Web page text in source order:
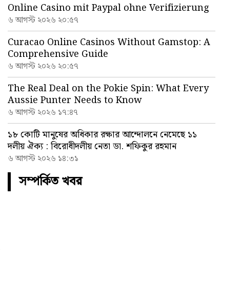
Online Casino mit Paypal ohne Verifizierung
৬ আগস্ট ২০২৬ ২০:৫৭
Curacao Online Casinos Without Gamstop: A
Comprehensive Guide
৬ আগস্ট ২০২৬ ২০:৫৭
The Real Deal on the Pokie Spin: What Every
Aussie Punter Needs to Know
৬ আগস্ট ২০২৬ ১৭:৪৭
১৮ কোটি মানুষের অধিকার রক্ষার আন্দোলনে নেমেছে ১১
দলীয় ঐক্য : বিরোধীদলীয় নেতা ডা. শফিকুর রহমান
৬ আগস্ট ২০২৬ ১৪:৩১
সম্পর্কিত খবর